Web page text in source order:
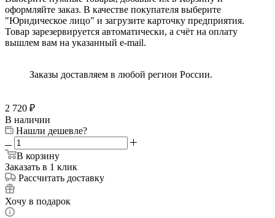
оформляйте заказ. В качестве покупателя выберите
"Юридическое лицо" и загрузите карточку предприятия.
Товар зарезервируется автоматически, а счёт на оплату
вышлем вам на указанный e-mail.
Заказы доставляем в любой регион России.
2 720 ₽
В наличии
Нашли дешевле?
В корзину
Заказать в 1 клик
Рассчитать доставку
Хочу в подарок